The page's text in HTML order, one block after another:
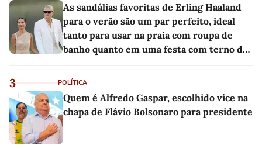
As sandálias favoritas de Erling Haaland
para o verão são um par perfeito, ideal
tanto para usar na praia com roupa de
banho quanto em uma festa com terno de
3 POLÍTICA
Quem é Alfredo Gaspar, escolhido vice na
chapa de Flávio Bolsonaro para presidente